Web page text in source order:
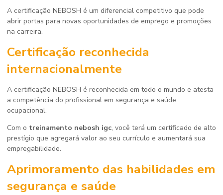
A certificação NEBOSH é um diferencial competitivo que pode
abrir portas para novas oportunidades de emprego e promoções
na carreira.
Certificação reconhecida
internacionalmente
A certificação NEBOSH é reconhecida em todo o mundo e atesta
a competência do profissional em segurança e saúde
ocupacional.
Com o treinamento nebosh igc, você terá um certificado de alto
prestígio que agregará valor ao seu currículo e aumentará sua
empregabilidade.
Aprimoramento das habilidades em
segurança e saúde